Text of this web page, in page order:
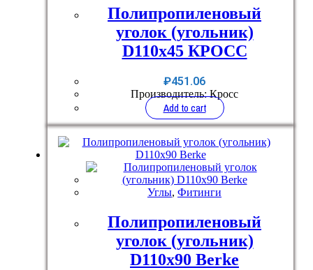
Полипропиленовый
уголок (угольник)
D110x45 КРОСС
₽451.06
Производитель: Кросс
Add to cart
Углы, Фитинги
Полипропиленовый
уголок (угольник)
D110x90 Berke